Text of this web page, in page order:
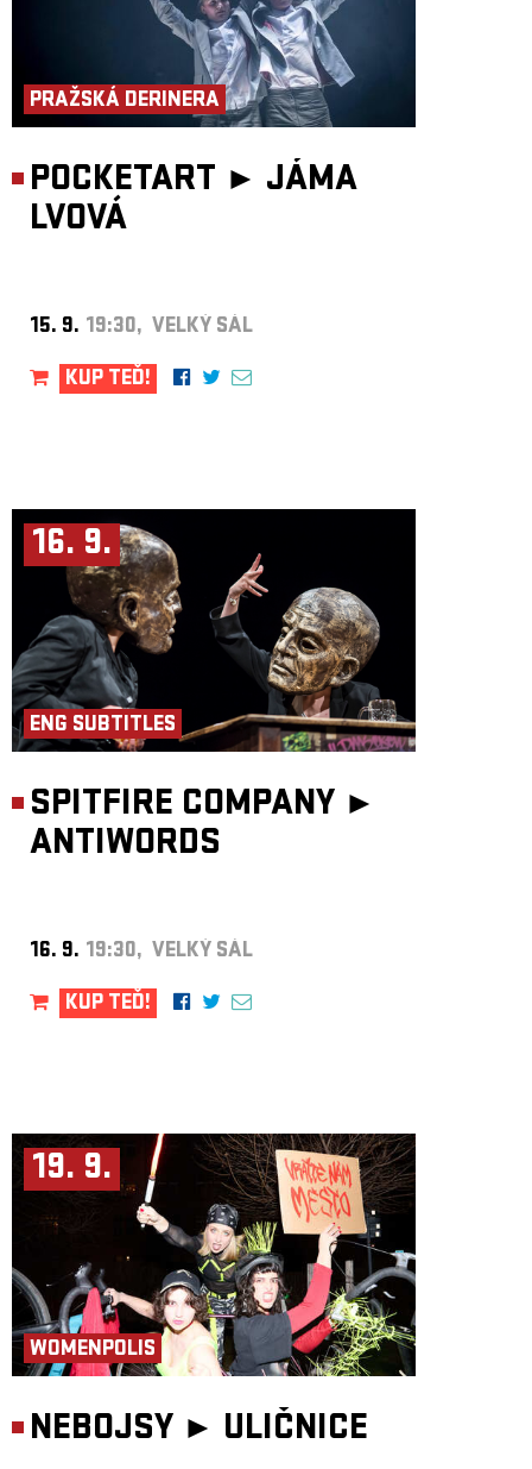
PRAŽSKÁ DERINERA
POCKETART ► JÁMA
LVOVÁ
15. 9. 19:30, VELKÝ SÁL
KUP TEĎ!
16. 9.
ENG SUBTITLES
SPITFIRE COMPANY ►
ANTIWORDS
16. 9. 19:30, VELKÝ SÁL
KUP TEĎ!
19. 9.
WOMENPOLIS
NEBOJSY ► ULIČNICE